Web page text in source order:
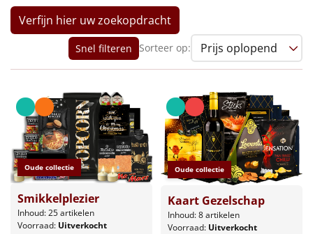
Mannen
Vrouwen
Duurzaam
Leuke
Goedkope
Uniek
Alle thema's
Verfijn hier uw zoekopdracht
Snel filteren Sorteer op:
Oude collectie
Smikkelplezier
Inhoud: 25 artikelen
Voorraad: Uitverkocht
Oude collectie
Kaart Gezelschap
Inhoud: 8 artikelen
Voorraad: Uitverkocht